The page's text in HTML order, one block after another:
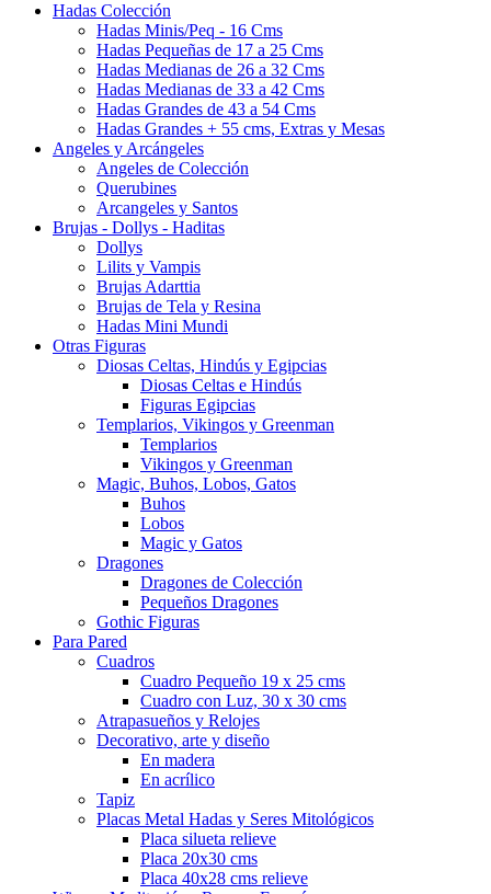
Hadas Colección
Hadas Minis/Peq - 16 Cms
Hadas Pequeñas de 17 a 25 Cms
Hadas Medianas de 26 a 32 Cms
Hadas Medianas de 33 a 42 Cms
Hadas Grandes de 43 a 54 Cms
Hadas Grandes + 55 cms, Extras y Mesas
Angeles y Arcángeles
Angeles de Colección
Querubines
Arcangeles y Santos
Brujas - Dollys - Haditas
Dollys
Lilits y Vampis
Brujas Adarttia
Brujas de Tela y Resina
Hadas Mini Mundi
Otras Figuras
Diosas Celtas, Hindús y Egipcias
Diosas Celtas e Hindús
Figuras Egipcias
Templarios, Vikingos y Greenman
Templarios
Vikingos y Greenman
Magic, Buhos, Lobos, Gatos
Buhos
Lobos
Magic y Gatos
Dragones
Dragones de Colección
Pequeños Dragones
Gothic Figuras
Para Pared
Cuadros
Cuadro Pequeño 19 x 25 cms
Cuadro con Luz, 30 x 30 cms
Atrapasueños y Relojes
Decorativo, arte y diseño
En madera
En acrílico
Tapiz
Placas Metal Hadas y Seres Mitológicos
Placa silueta relieve
Placa 20x30 cms
Placa 40x28 cms relieve